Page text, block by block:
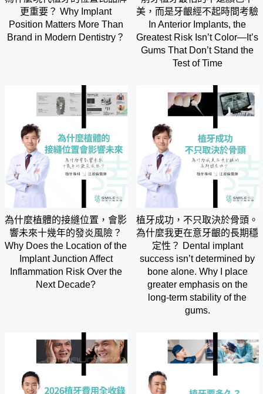
更重要？ Why Implant
Position Matters More Than
Brand in Modern Dentistry？
美，而是牙齦經不起時間考驗
In Anterior Implants, the
Greatest Risk Isn’t Color—It’s
Gums That Don’t Stand the
Test of Time
為什麼植體的接縫位置，會影
響未來十幾年的發炎風險？
Why Does the Location of the
Implant Junction Affect
Inflammation Risk Over the
Next Decade?
植牙成功，不只取決於骨頭。
為什麼我更在意牙齦的長期穩
定性？ Dental implant
success isn’t determined by
bone alone. Why I place
greater emphasis on the
long-term stability of the
gums.